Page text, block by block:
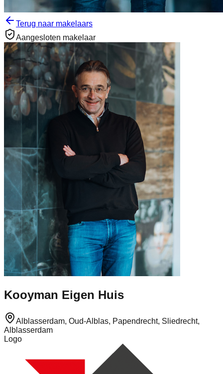
Terug naar makelaars
Aangesloten makelaar
Kooyman Eigen Huis
Alblasserdam, Oud-Alblas, Papendrecht, Sliedrecht,
Alblasserdam
Logo